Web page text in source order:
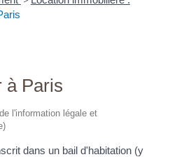
à Paris
l'information légale et
dans un bail d'habitation (y